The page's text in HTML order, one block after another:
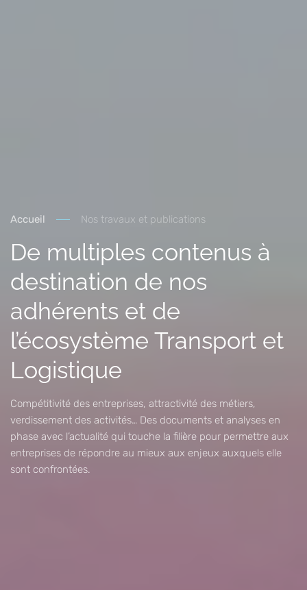
Accueil Nos travaux et publications
De multiples contenus à
destination de nos
adhérents et de
l’écosystème Transport et
Logistique
Compétitivité des entreprises, attractivité des métiers,
verdissement des activités… Des documents et analyses en
phase avec l’actualité qui touche la filière pour permettre aux
entreprises de répondre au mieux aux enjeux auxquels elle
sont confrontées.